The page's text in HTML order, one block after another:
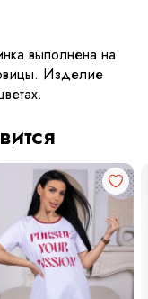
выполнена на
Изделие